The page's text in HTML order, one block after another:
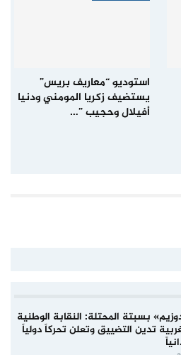
استوديو “معاريف بريس”
يستضيف زكريا المومني ودنيا
أفيلال وحجيب ”…
بسبتة المحتلة: النقابة الوطنية
تدين التضييق وتعلن تحركاً دولياً